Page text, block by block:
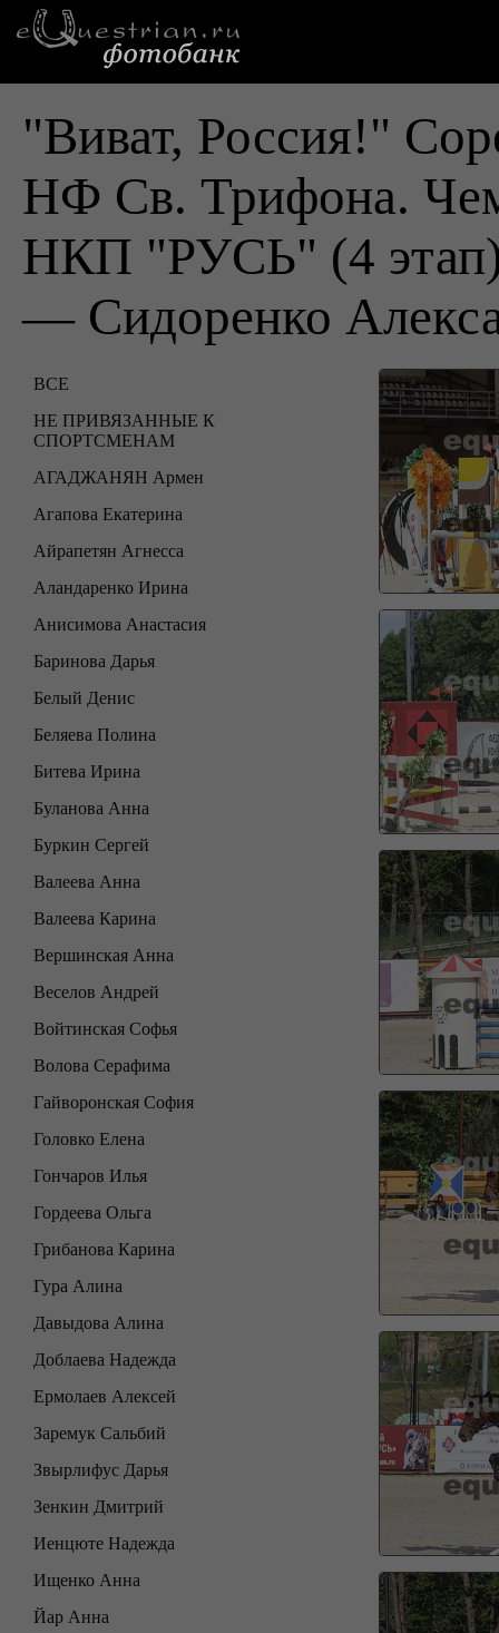
"Виват, Россия!"
НФ Св. Трифона.
НКП "РУСЬ" (4
— Сидоренко
ВСЕ
НЕ ПРИВЯЗАННЫЕ К
СПОРТСМЕНАМ
АГАДЖАНЯН Армен
Агапова Екатерина
Айрапетян Агнесса
Аландаренко Ирина
Анисимова Анастасия
Баринова Дарья
Белый Денис
Беляева Полина
Битева Ирина
Буланова Анна
Буркин Сергей
Валеева Анна
Валеева Карина
Вершинская Анна
Веселов Андрей
Войтинская Софья
Волова Серафима
Гайворонская София
Головко Елена
Гончаров Илья
Гордеева Ольга
Грибанова Карина
Гура Алина
Давыдова Алина
Доблаева Надежда
Ермолаев Алексей
Заремук Сальбий
Звырлифус Дарья
Зенкин Дмитрий
Иенцюте Надежда
Ищенко Анна
Йар Анна